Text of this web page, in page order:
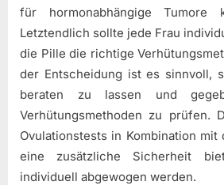
für hormonabhängige Tumore
Letztendlich sollte jede Frau
die Pille die richtige
der Entscheidung ist es sinnvoll,
beraten zu lassen und
Verhütungsmethoden zu prüfen.
Ovulationstests in Kombination mit
eine zusätzliche Sicherheit
individuell abgewogen werden.